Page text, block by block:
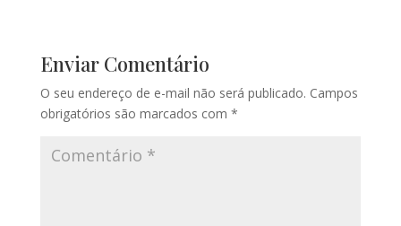
Enviar Comentário
O seu endereço de e-mail não será publicado. Campos
obrigatórios são marcados com *